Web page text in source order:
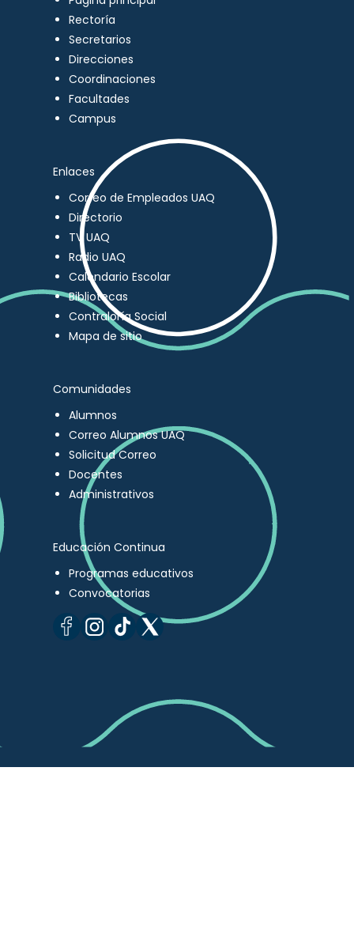
Rectoría
Secretarios
Direcciones
Coordinaciones
Facultades
Campus
Enlaces
Correo de Empleados UAQ
Directorio
TV UAQ
Radio UAQ
Calendario Escolar
Bibliotecas
Contraloría Social
Mapa de sitio
Comunidades
Alumnos
Correo Alumnos UAQ
Solicitud Correo
Docentes
Administrativos
Educación Continua
Programas educativos
Convocatorias